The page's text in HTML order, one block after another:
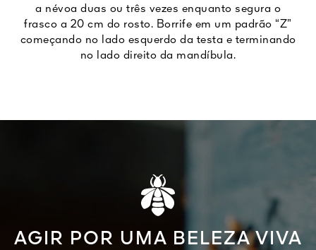
a névoa duas ou três vezes enquanto segura o
frasco a 20 cm do rosto. Borrife em um padrão “Z”
começando no lado esquerdo da testa e terminando
no lado direito da mandíbula.
AGIR POR UMA BELEZA VIVA